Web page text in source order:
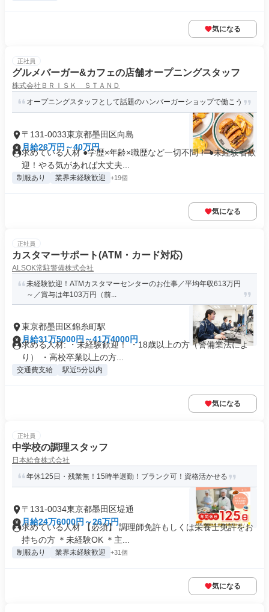
気になる
正社員
グルメバーガー&カフェの店舗オープニングスタッフ
株式会社ＢＲＩＳＫ ＳＴＡＮＤ
オープニングスタッフとして話題のハンバーガーショップで働こう
〒131-0033東京都墨田区向島
月給26万円～40万円
求めている人材 ●学歴×年齢×職歴など一切不問！ ●未経験者歓
迎！やる気があれば大丈夫...
制服あり 業界未経験歓迎 +19個
気になる
正社員
カスタマーサポート(ATM・カード対応)
ALSOK常駐警備株式会社
未経験歓迎！ATMカスタマーセンターのお仕事／平均年収613万円
～／賞与は年103万円（前...
東京都墨田区錦糸町駅
月給31万5000円～41万4000円
求める人材: ・未経験歓迎！ ・18歳以上の方（警備業法によ
り） ・高校卒業以上の方...
交通費支給 駅近5分以内
気になる
正社員
中学校の調理スタッフ
日本給食株式会社
年休125日・残業無！15時半退勤！ブランク可！資格活かせる
〒131-0034東京都墨田区堤通
月給24万6000円～26万円
求めている人材 【必須】 調理師免許もしくは栄養士免許をお
持ちの方 ＊未経験OK ＊主...
制服あり 業界未経験歓迎 +31個
気になる